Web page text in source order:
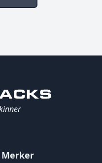
Merker